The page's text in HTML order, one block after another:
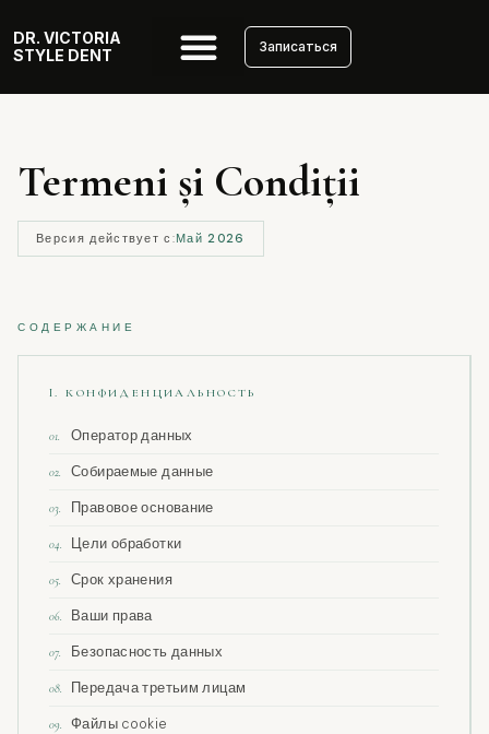
DR. VICTORIA
STYLE DENT
Записаться
Termeni și Condiții
Версия действует с:Май 2026
СОДЕРЖАНИЕ
I. КОНФИДЕНЦИАЛЬНОСТЬ
01. Оператор данных
02. Собираемые данные
03. Правовое основание
04. Цели обработки
05. Срок хранения
06. Ваши права
07. Безопасность данных
08. Передача третьим лицам
09. Файлы cookie